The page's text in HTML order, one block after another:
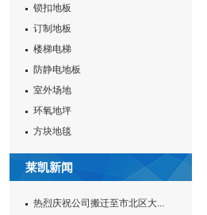
锁扣地板
订制地板
楼梯电梯
防静电地板
室外场地
环氧地坪
方块地毯
莱凯新闻
热烈庆祝公司搬迁至市北区大...